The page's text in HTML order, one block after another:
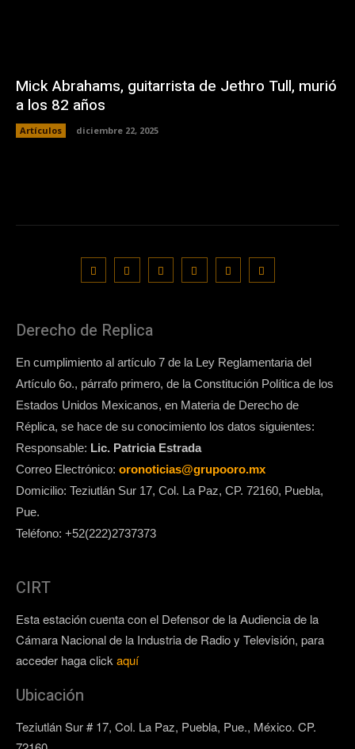
Mick Abrahams, guitarrista de Jethro Tull, murió
a los 82 años
Artículos diciembre 22, 2025
Derecho de Replica
En cumplimiento al artículo 7 de la Ley Reglamentaria del
Artículo 6o., párrafo primero, de la Constitución Política de los
Estados Unidos Mexicanos, en Materia de Derecho de
Réplica, se hace de su conocimiento los datos siguientes:
Responsable: Lic. Patricia Estrada
Correo Electrónico: oronoticias@grupooro.mx
Domicilio: Teziutlán Sur 17, Col. La Paz, CP. 72160, Puebla,
Pue.
Teléfono: +52(222)2737373
CIRT
Esta estación cuenta con el Defensor de la Audiencia de la
Cámara Nacional de la Industria de Radio y Televisión, para
acceder haga clickaquí
Ubicación
Teziutlán Sur # 17, Col. La Paz, Puebla, Pue., México. CP.